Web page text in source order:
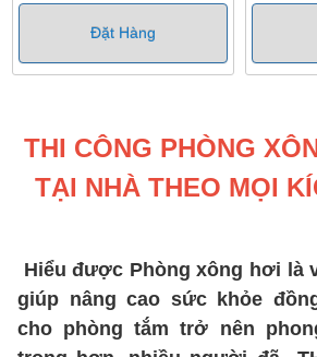
Đặt Hàng
THI CÔNG PHÒNG XÔNG HƠI ƯỚT
TẠI NHÀ THEO MỌI
Hiểu được Phòng xông hơi là vật dụng hữu ích
giúp nâng cao sức khỏe
cho phòng tắm trở nên